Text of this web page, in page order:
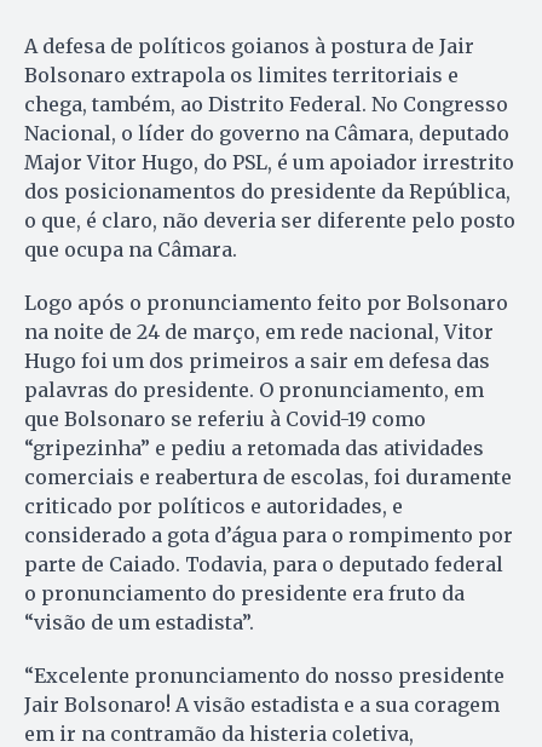
A defesa de políticos goianos à postura de Jair
Bolsonaro extrapola os limites territoriais e
chega, também, ao Distrito Federal. No Congresso
Nacional, o líder do governo na Câmara, deputado
Major Vitor Hugo, do PSL, é um apoiador irrestrito
dos posicionamentos do presidente da República,
o que, é claro, não deveria ser diferente pelo posto
que ocupa na Câmara.
Logo após o pronunciamento feito por Bolsonaro
na noite de 24 de março, em rede nacional, Vitor
Hugo foi um dos primeiros a sair em defesa das
palavras do presidente. O pronunciamento, em
que Bolsonaro se referiu à Covid-19 como
“gripezinha” e pediu a retomada das atividades
comerciais e reabertura de escolas, foi duramente
criticado por políticos e autoridades, e
considerado a gota d’água para o rompimento por
parte de Caiado. Todavia, para o deputado federal
o pronunciamento do presidente era fruto da
“visão de um estadista”.
“Excelente pronunciamento do nosso presidente
Jair Bolsonaro! A visão estadista e a sua coragem
em ir na contramão da histeria coletiva,